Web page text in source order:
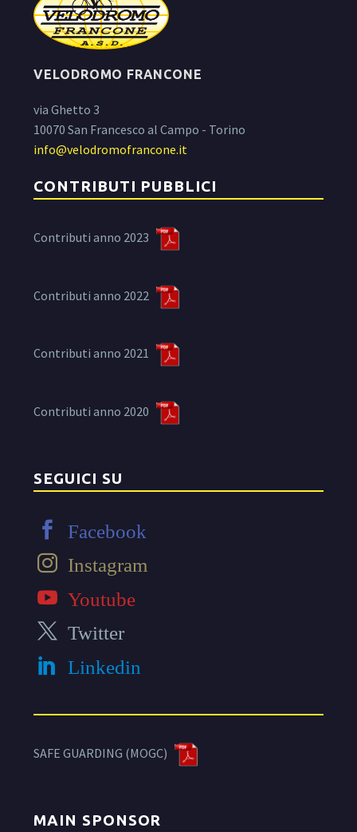
VELODROMO FRANCONE
via Ghetto 3
10070 San Francesco al Campo - Torino
info@velodromofrancone.it
CONTRIBUTI PUBBLICI
Contributi anno 2023
Contributi anno 2022
Contributi anno 2021
Contributi anno 2020
SEGUICI SU
Facebook
Instagram
Youtube
Twitter
Linkedin
SAFE GUARDING (MOGC)
MAIN SPONSOR